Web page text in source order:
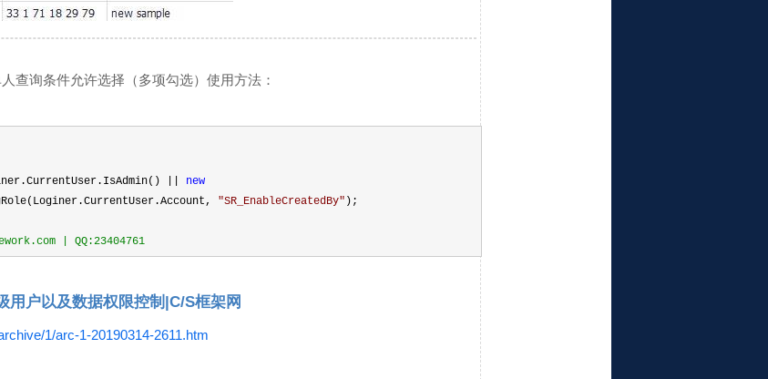
查询条件允许选择（多项勾选）使用方法：
new
"SR_EnableCreatedBy" );
| QQ:23404761
用户以及数据权限控制|C/S框架网
1/arc-1-20190314-2611.htm